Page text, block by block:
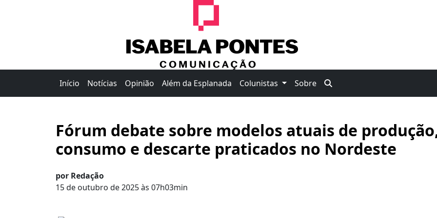
Início Notícias Opinião Além da Esplanada Colunistas Sobre
Fórum debate sobre modelos atuais de
consumo e descarte praticados no Nordeste
por Redação
15 de outubro de 2025 às 07h03min